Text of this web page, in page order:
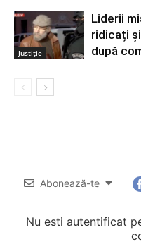
Justiție
Liderii
ridicați
după
Abonează-te
Nu esti autentificat